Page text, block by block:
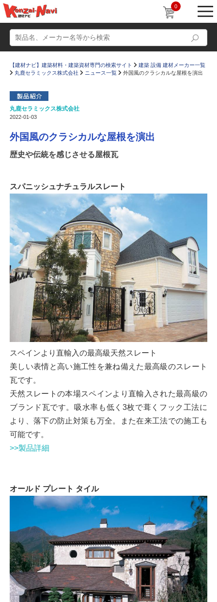
0
かたなび コラム
すまいリング 設計士インタビュー
お気に入り
【建材ナビ】建築材料・建築資材専門の検索サイト
建築 設備 建材メーカー一覧
丸鹿セラミックス株式会社
ニュース一覧 外国風のクラシカルな屋根を演出
丸鹿セラミックス株式会社
2022-01-03
外国風のクラシカルな屋根を演出
歴史や伝統を感じさせる屋根瓦
スパニッシュナチュラルスレート
スペインより直輸入の最高級天然スレート
美しい表情と高い施工性を兼ね備えた最高級のスレート
瓦です。
天然スレートの本場スペインより直輸入された最高級の
ブランド瓦です。吸水率も低く3枚で葺くフック工法に
より、落下の防止対策も万全。また在来工法での施工も
可能です。
>>製品詳細
オールド プレート タイル